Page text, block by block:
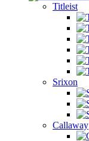
Titleist
Srixon
Callaway